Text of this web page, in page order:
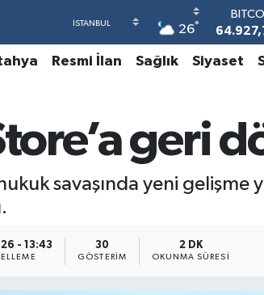
26°
Resmi İlan Sağlık Siyaset
geri
savaşında yeni
- 13:43 30
GÖSTERIM
2 DK
OKUNMA SÜRESI